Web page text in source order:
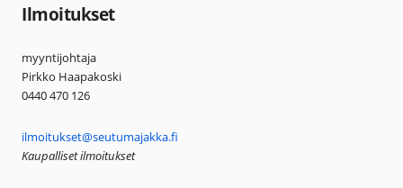
Ilmoitukset
myyntijohtaja
Pirkko Haapakoski
0440 470 126
ilmoitukset@seutumajakka.fi
Kaupalliset ilmoitukset